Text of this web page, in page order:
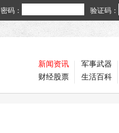
密码： 验证码：
新闻资讯
财经股票
军事武器
生活百科